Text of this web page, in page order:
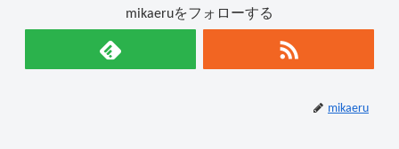
mikaeruをフォローする
mikaeru